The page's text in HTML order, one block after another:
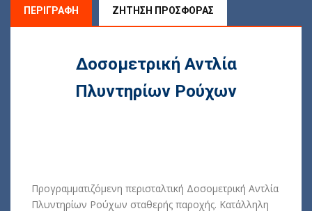
ΠΕΡΙΓΡΑΦΉ ΖΉΤΗΣΗ ΠΡΟΣΦΟΡΆΣ
Δοσομετρική Αντλία
Πλυντηρίων Ρούχων
Προγραμματιζόμενη περισταλτική Δοσομετρική Αντλία
Πλυντηρίων Ρούχων σταθερής παροχής. Κατάλληλη